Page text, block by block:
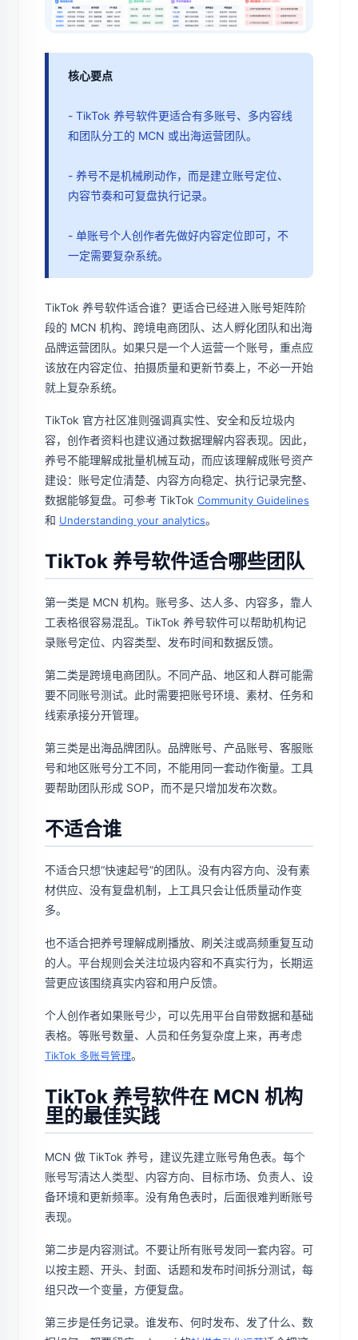
核心要点
- TikTok 养号软件更适合有多账号、多内容线
和团队分工的 MCN 或出海运营团队。
- 养号不是机械刷动作，而是建立账号定位、
内容节奏和可复盘执行记录。
- 单账号个人创作者先做好内容定位即可，不
一定需要复杂系统。
TikTok 养号软件适合谁？更适合已经进入账号矩阵阶
段的 MCN 机构、跨境电商团队、达人孵化团队和出海
品牌运营团队。如果只是一个人运营一个账号，重点应
该放在内容定位、拍摄质量和更新节奏上，不必一开始
就上复杂系统。
TikTok 官方社区准则强调真实性、安全和反垃圾内
容，创作者资料也建议通过数据理解内容表现。因此，
养号不能理解成批量机械互动，而应该理解成账号资产
建设：账号定位清楚、内容方向稳定、执行记录完整、
数据能够复盘。可参考 TikTok Community Guidelines
和 Understanding your analytics。
TikTok 养号软件适合哪些团队
第一类是 MCN 机构。账号多、达人多、内容多，靠人
工表格很容易混乱。TikTok 养号软件可以帮助机构记
录账号定位、内容类型、发布时间和数据反馈。
第二类是跨境电商团队。不同产品、地区和人群可能需
要不同账号测试。此时需要把账号环境、素材、任务和
线索承接分开管理。
第三类是出海品牌团队。品牌账号、产品账号、客服账
号和地区账号分工不同，不能用同一套动作衡量。工具
要帮助团队形成 SOP，而不是只增加发布次数。
不适合谁
不适合只想“快速起号”的团队。没有内容方向、没有素
材供应、没有复盘机制，上工具只会让低质量动作变
多。
也不适合把养号理解成刷播放、刷关注或高频重复互动
的人。平台规则会关注垃圾内容和不真实行为，长期运
营更应该围绕真实内容和用户反馈。
个人创作者如果账号少，可以先用平台自带数据和基础
表格。等账号数量、人员和任务复杂度上来，再考虑
TikTok 多账号管理。
TikTok 养号软件在 MCN 机构
里的最佳实践
MCN 做 TikTok 养号，建议先建立账号角色表。每个
账号写清达人类型、内容方向、目标市场、负责人、设
备环境和更新频率。没有角色表时，后面很难判断账号
表现。
第二步是内容测试。不要让所有账号发同一套内容。可
以按主题、开头、封面、话题和发布时间拆分测试，每
组只改一个变量，方便复盘。
第三步是任务记录。谁发布、何时发布、发了什么、数